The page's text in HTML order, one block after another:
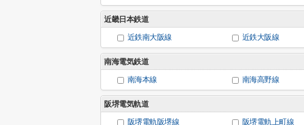
近畿日本鉄道
近鉄南大阪線 近鉄大阪線
南海電気鉄道
南海本線 南海高野線
阪堺電気軌道
阪堺電軌阪堺線 阪堺電軌上町線